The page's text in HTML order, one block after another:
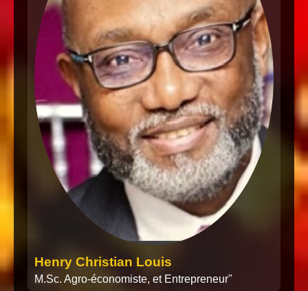
Henry Christian Louis
M.Sc. Agro-économiste, et Entrepreneur"